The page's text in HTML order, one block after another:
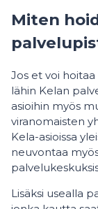
Miten
Jos et voi hoitaa
lähin Kelan
asioihin myös
viranomaisten
Kela-asioissa
neuvontaa
Lisäksi usealla